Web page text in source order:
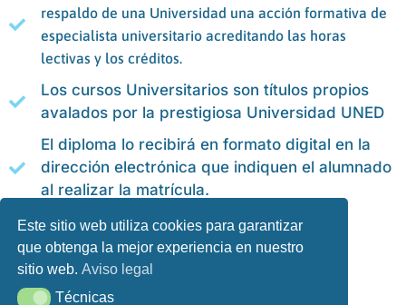
respaldo de una Universidad una acción formativa de
especialista universitario acreditando las horas
lectivas y los créditos.
Los cursos Universitarios son títulos propios
avalados por la prestigiosa Universidad UNED
El diploma lo recibirá en formato digital en la
dirección electrónica que indiquen el alumnado
al realizar la matrícula.
MÁS INFORMACIÓN
Este sitio web utiliza cookies para garantizar
que obtenga la mejor experiencia en nuestro
sitio web.Aviso legal
TécnicasTécnicas